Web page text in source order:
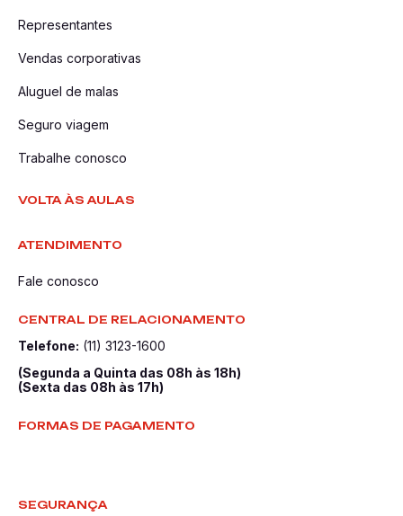
Representantes
Vendas corporativas
Aluguel de malas
Seguro viagem
Trabalhe conosco
VOLTA ÀS AULAS
ATENDIMENTO
Fale conosco
CENTRAL DE RELACIONAMENTO
Telefone: (11) 3123-1600
(Segunda a Quinta das 08h às 18h)
(Sexta das 08h às 17h)
FORMAS DE PAGAMENTO
SEGURANÇA